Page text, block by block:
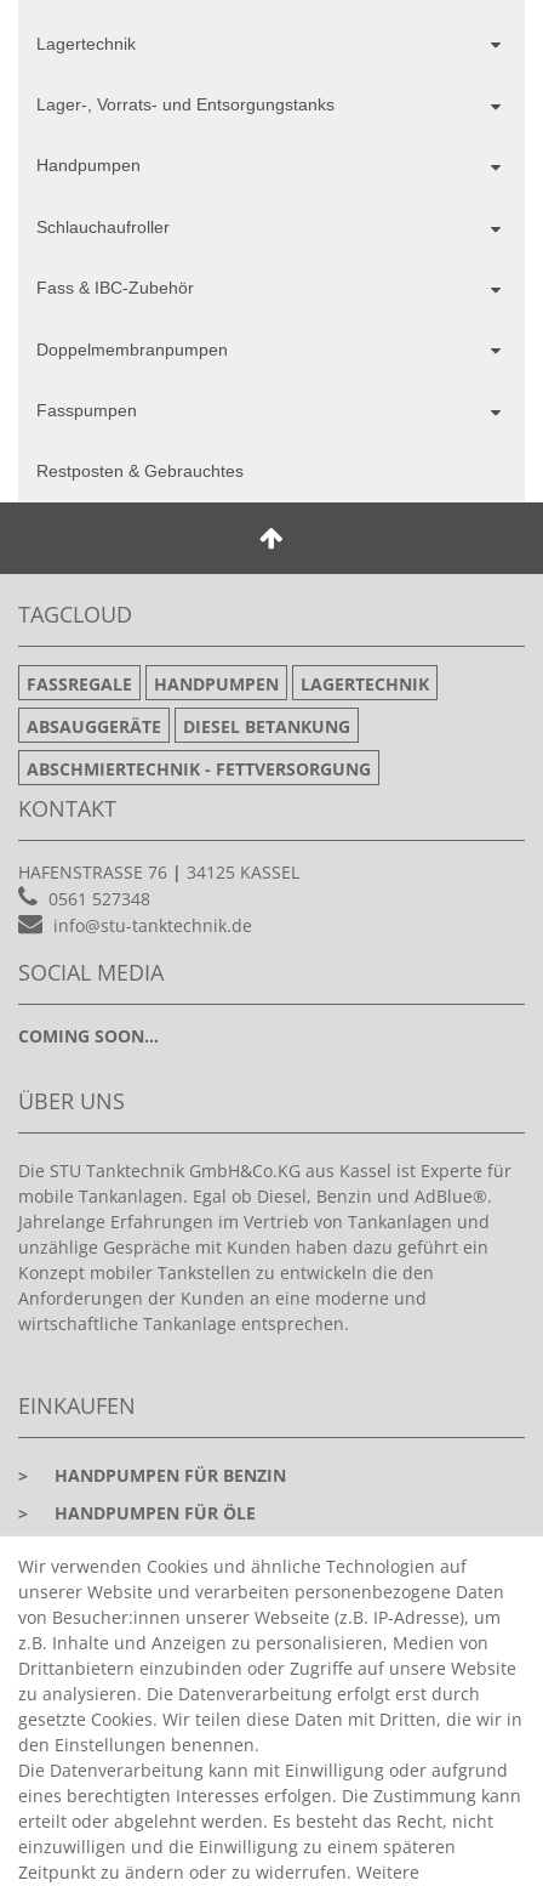
Lagertechnik
Lager-, Vorrats- und Entsorgungstanks
Handpumpen
Schlauchaufroller
Fass & IBC-Zubehör
Doppelmembranpumpen
Fasspumpen
Restposten & Gebrauchtes
TAGCLOUD
FASSREGALE HANDPUMPEN
LAGERTECHNIK
ABSAUGGERÄTE
DIESEL BETANKUNG
ABSCHMIERTECHNIK - FETTVERSORGUNG
KONTAKT
HAFENSTRASSE 76 | 34125 KASSEL
0561 527348
info@stu-tanktechnik.de
SOCIAL MEDIA
COMING SOON...
ÜBER UNS
Die STU Tanktechnik GmbH&Co.KG aus Kassel ist Experte für
mobile Tankanlagen. Egal ob Diesel, Benzin und AdBlue®.
Jahrelange Erfahrungen im Vertrieb von Tankanlagen und
unzählige Gespräche mit Kunden haben dazu geführt ein
Konzept mobiler Tankstellen zu entwickeln die den
Anforderungen der Kunden an eine moderne und
wirtschaftliche Tankanlage entsprechen.
EINKAUFEN
>
HANDPUMPEN FÜR BENZIN
>
HANDPUMPEN FÜR ÖLE
>
ADBLUE® BETANKUNG
INFORMATIONEN
>
FAQ
>
VERTRAG WIDERRUFEN
>
WIDERRUFSRECHT
>
WIDERRUFSFORMULAR
Wir verwenden Cookies und ähnliche Technologien auf
unserer Website und verarbeiten personenbezogene Daten
von Besucher:innen unserer Webseite (z.B. IP-Adresse), um
z.B. Inhalte und Anzeigen zu personalisieren, Medien von
Drittanbietern einzubinden oder Zugriffe auf unsere Website
zu analysieren. Die Datenverarbeitung erfolgt erst durch
gesetzte Cookies. Wir teilen diese Daten mit Dritten, die wir in
den Einstellungen benennen.
Die Datenverarbeitung kann mit Einwilligung oder aufgrund
eines berechtigten Interesses erfolgen. Die Zustimmung kann
erteilt oder abgelehnt werden. Es besteht das Recht, nicht
einzuwilligen und die Einwilligung zu einem späteren
Zeitpunkt zu ändern oder zu widerrufen. Weitere